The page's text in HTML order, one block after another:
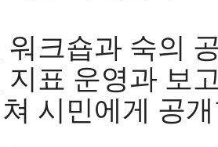
워크숍과 숙의
지표 운영과 보
시민에게 공